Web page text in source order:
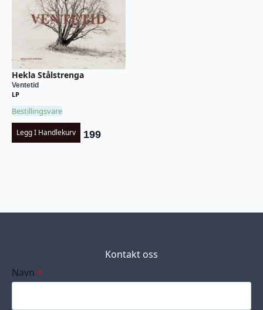
Hekla Stålstrenga
Ventetid
LP
Bestillingsvare
Legg I Handlekurv 199
Kontakt oss
Navn *